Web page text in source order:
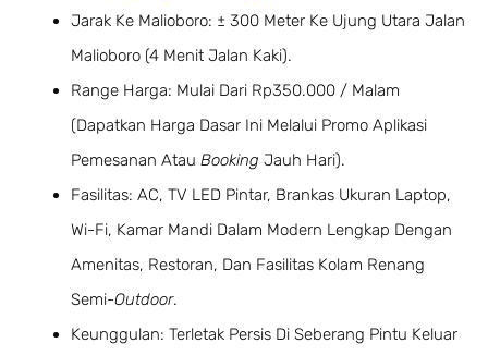
Jarak Ke Malioboro: ± 300 Meter Ke Ujung Utara Jalan
Malioboro (4 Menit Jalan Kaki).
Range Harga: Mulai Dari Rp350.000 / Malam
(Dapatkan Harga Dasar Ini Melalui Promo Aplikasi
Pemesanan Atau Booking Jauh Hari).
Fasilitas: AC, TV LED Pintar, Brankas Ukuran Laptop,
Wi-Fi, Kamar Mandi Dalam Modern Lengkap Dengan
Amenitas, Restoran, Dan Fasilitas Kolam Renang
Semi-Outdoor.
Keunggulan: Terletak Persis Di Seberang Pintu Keluar